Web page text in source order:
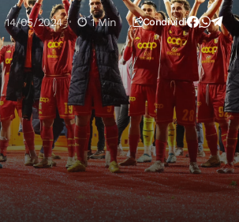
14/05/2024 1 Min Condividi